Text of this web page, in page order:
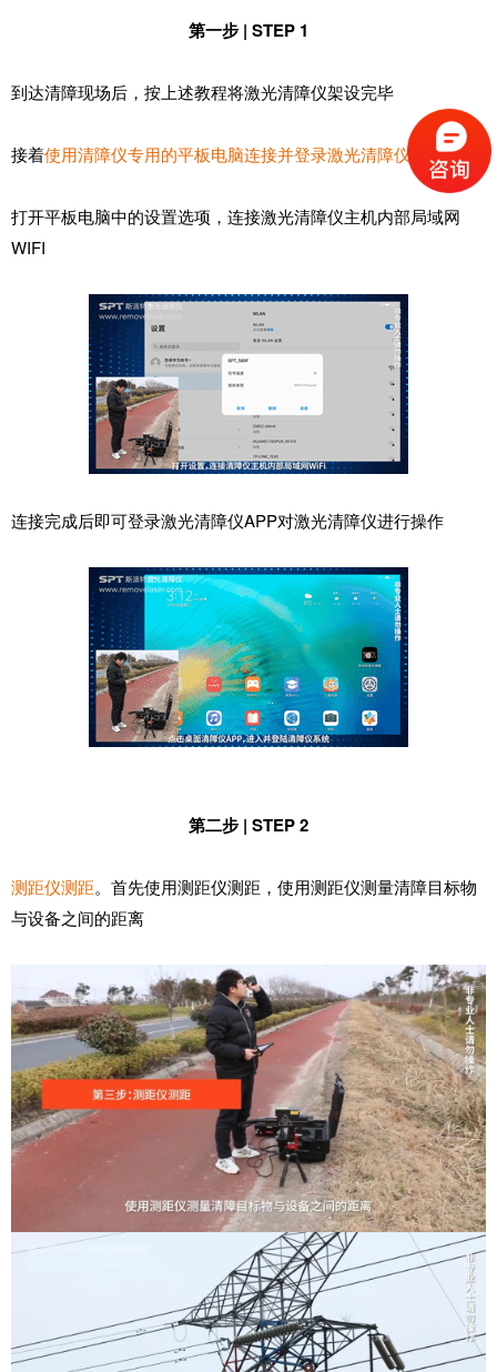
第一步 | STEP 1
到达清障现场后，按上述教程将激光清障仪架设完毕
接着使用清障仪专用的平板电脑连接并登录激光清障仪
打开平板电脑中的设置选项，连接激光清障仪主机内部局域网
WIFI
连接完成后即可登录激光清障仪APP对激光清障仪进行操作
第二步 | STEP 2
测距仪测距。首先使用测距仪测距，使用测距仪测量清障目标物
与设备之间的距离